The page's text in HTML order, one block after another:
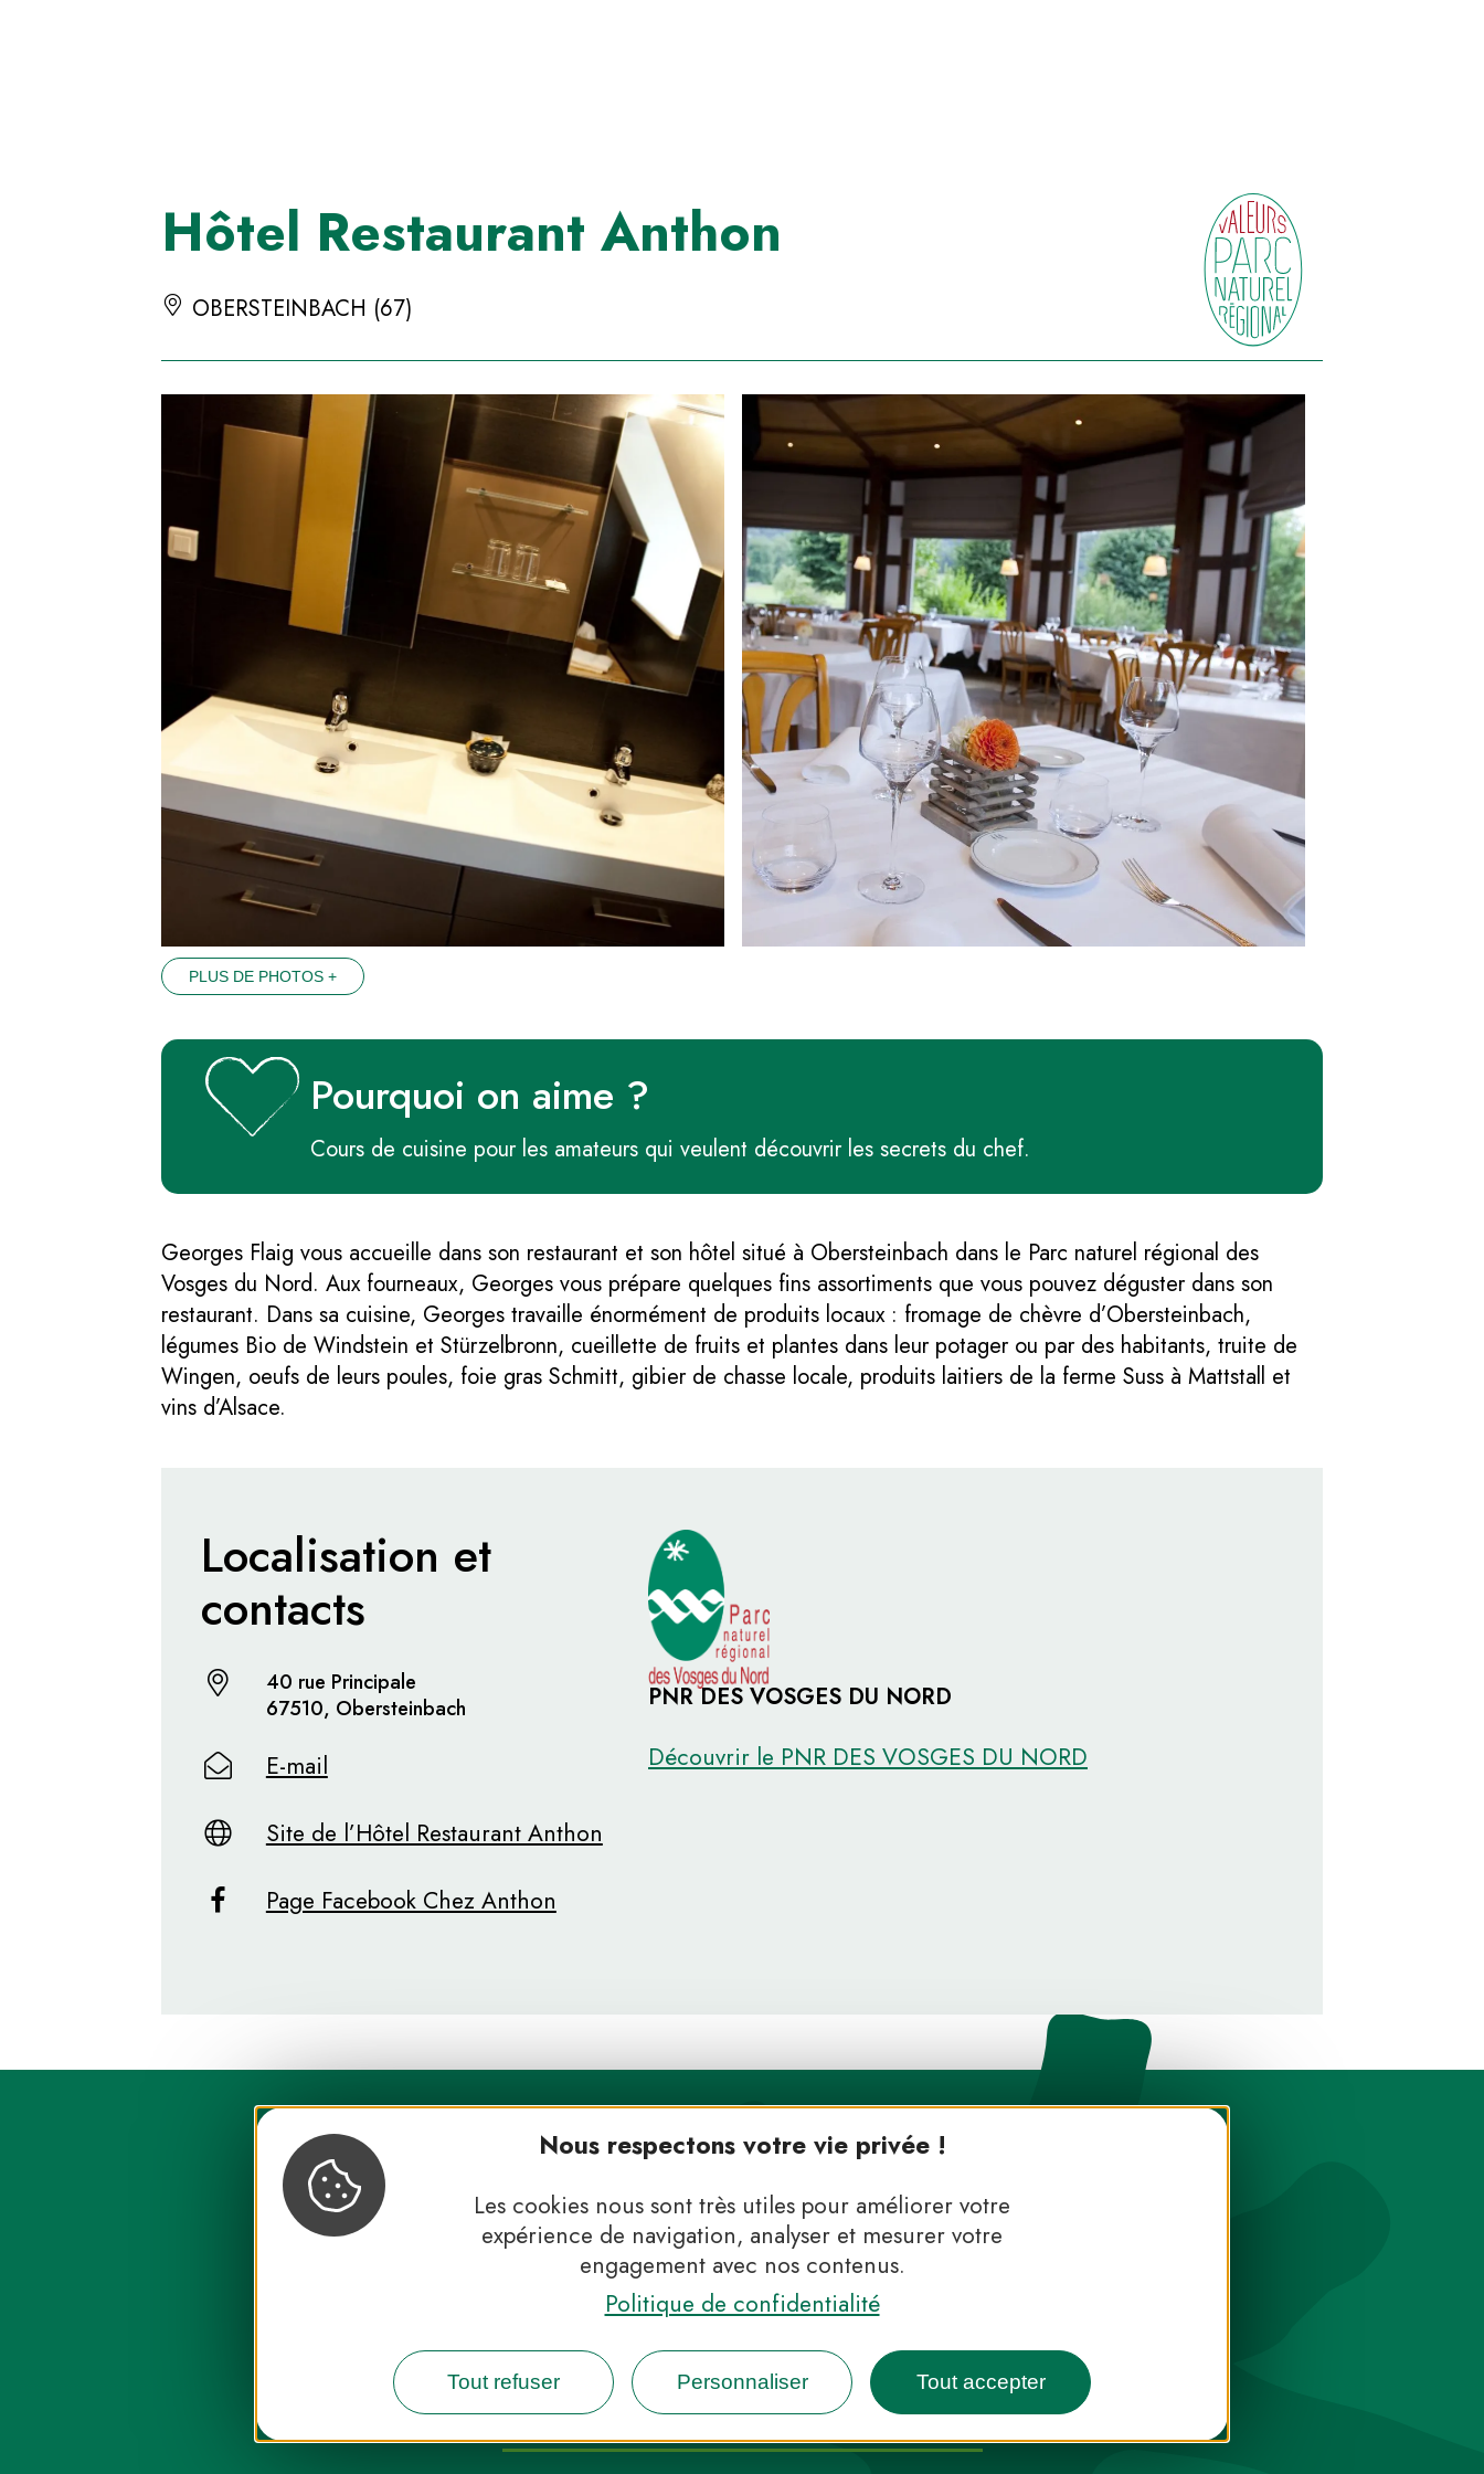
Nous respectons votre vie privée !
Les cookies nous sont très utiles pour améliorer votre
expérience de navigation, analyser et mesurer votre
engagement avec nos contenus.
Politique de confidentialité
Tout refuser Personnaliser Tout accepter
Hôtel Restaurant Anthon
OBERSTEINBACH (67)
PLUS DE PHOTOS +
Pourquoi on aime ?
Cours de cuisine pour les amateurs qui veulent découvrir les secrets du chef.
Georges Flaig vous accueille dans son restaurant et son hôtel situé à Obersteinbach dans le Parc naturel régional des
Vosges du Nord. Aux fourneaux, Georges vous prépare quelques fins assortiments que vous pouvez déguster dans son
restaurant. Dans sa cuisine, Georges travaille énormément de produits locaux : fromage de chèvre d’Obersteinbach,
légumes Bio de Windstein et Stürzelbronn, cueillette de fruits et plantes dans leur potager ou par des habitants, truite de
Wingen, oeufs de leurs poules, foie gras Schmitt, gibier de chasse locale, produits laitiers de la ferme Suss à Mattstall et
vins d’Alsace.
Localisation et
contacts
40 rue Principale
67510, Obersteinbach
E-mail
Site de l’Hôtel Restaurant Anthon
Page Facebook Chez Anthon
PNR DES VOSGES DU NORD
Découvrir le PNR DES VOSGES DU NORD
Destination Parcs, de l’inspiration en toute saison
INFOS PRESSE FAQNOUS CONTACTER NEWSLETTER